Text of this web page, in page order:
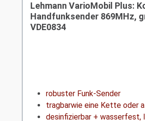
Lehmann VarioMobil Plus:
Handfunksender 869MHz,
VDE0834
robuster Funk-Sender
tragbarwie eine Kette oder
desinfizierbar + wasserfest,